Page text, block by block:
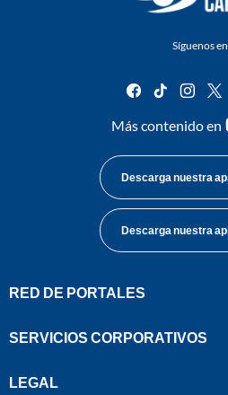
Síguenos
facebook
tiktok
Más contenido en
Descarga nuestra
Descarga nuestra
RED DE PORTALES
SERVICIOS CORPORATIVOS
LEGAL